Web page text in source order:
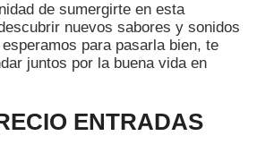
de sumergirte en esta
nuevos sabores y sonidos
esperamos para pasarla bien, te
juntos por la buena vida en
ENTRADAS